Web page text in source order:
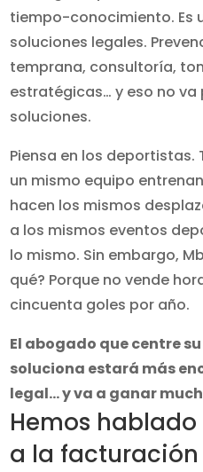
tiempo-conocimiento. Es
soluciones legales.
temprana, consultoría,
estratégicas… y eso no va
soluciones.
Piensa en los
un mismo equipo
hacen los mismos
a los mismos eventos
lo mismo. Sin embargo,
qué? Porque no vende
cincuenta goles por año.
El abogado que centre
soluciona estará más
legal… y va a ganar
Hemos
a la facturación